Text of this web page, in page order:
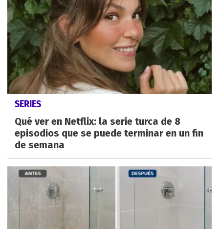
SERIES
Qué ver en Netflix: la serie turca de 8
episodios que se puede terminar en un fin
de semana